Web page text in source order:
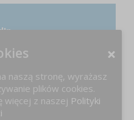
naszą stronę, wyrażasz
plików cookies.
więcej z naszej Polityki